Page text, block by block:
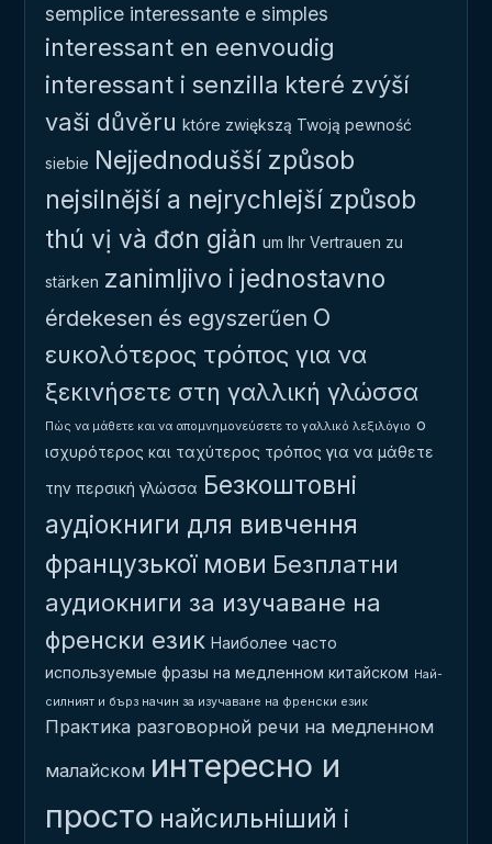
semplice interessante e simples
interessant en eenvoudig
interessant i senzilla které zvýší
vaši důvěru które zwiększą Twoją pewność
siebie Nejjednodušší způsob
nejsilnější a nejrychlejší způsob
thú vị và đơn giản um Ihr Vertrauen zu
stärken zanimljivo i jednostavno
érdekesen és egyszerűen Ο
ευκολότερος τρόπος για να
ξεκινήσετε στη γαλλική γλώσσα
Πώς να μάθετε και να απομνημονεύσετε το γαλλικό λεξιλόγιο ο
ισχυρότερος και ταχύτερος τρόπος για να μάθετε
την περσική γλώσσα Безкоштовні
аудіокниги для вивчення
французької мови Безплатни
аудиокниги за изучаване на
френски език Наиболее часто
используемые фразы на медленном китайском Най-
силният и бърз начин за изучаване на френски език
Практика разговорной речи на медленном
малайском интересно и
просто найсильніший і